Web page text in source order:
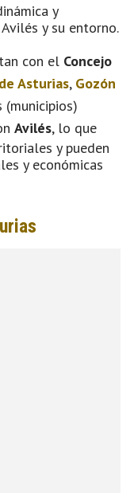
y
y su entorno.
con el Concejo
Asturias, Gozón
(municipios)
Avilés, lo que
y pueden
y económicas